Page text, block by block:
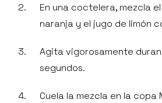
En una coctelera, mezcla
naranja y el jugo de limón
Agita vigorosamente
segundos.
Cuela la mezcla en la copa